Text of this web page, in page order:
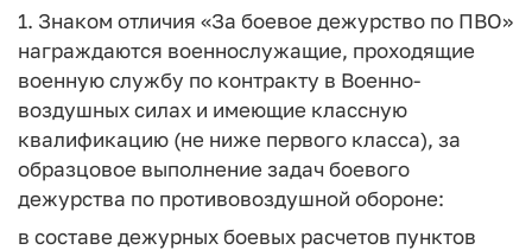
1. Знаком отличия «За боевое дежурство по ПВО»
награждаются военнослужащие, проходящие
военную службу по контракту в Военно-
воздушных силах и имеющие классную
квалификацию (не ниже первого класса), за
образцовое выполнение задач боевого
дежурства по противовоздушной обороне:
в составе дежурных боевых расчетов пунктов